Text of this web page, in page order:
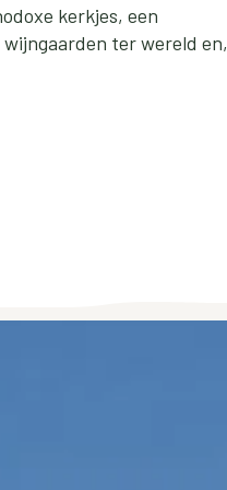
kerkjes, een
ter wereld en,